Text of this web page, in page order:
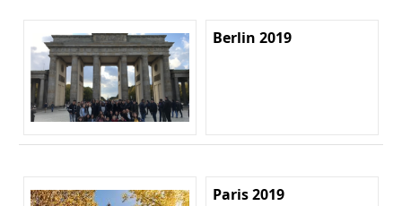
Berlin 2019
Paris 2019